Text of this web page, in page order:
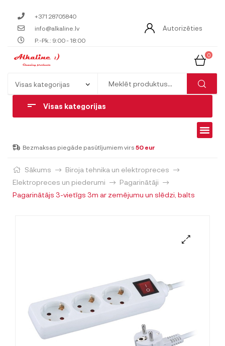
+371 28705840
info@alkaline.lv
P.-Pk.: 9:00 - 18:00
Autorizēties
0
Visas kategorijas
Bezmaksas piegāde pasūtījumiem virs 50 eur
Sākums
Biroja tehnika un elektropreces
Elektropreces un piederumi
Pagarinātāji
Pagarinātājs 3-vietīgs 3m ar zemējumu un slēdzi, balts